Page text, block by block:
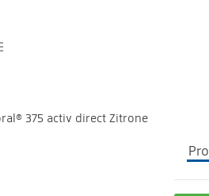
375 activ direct Zitrone